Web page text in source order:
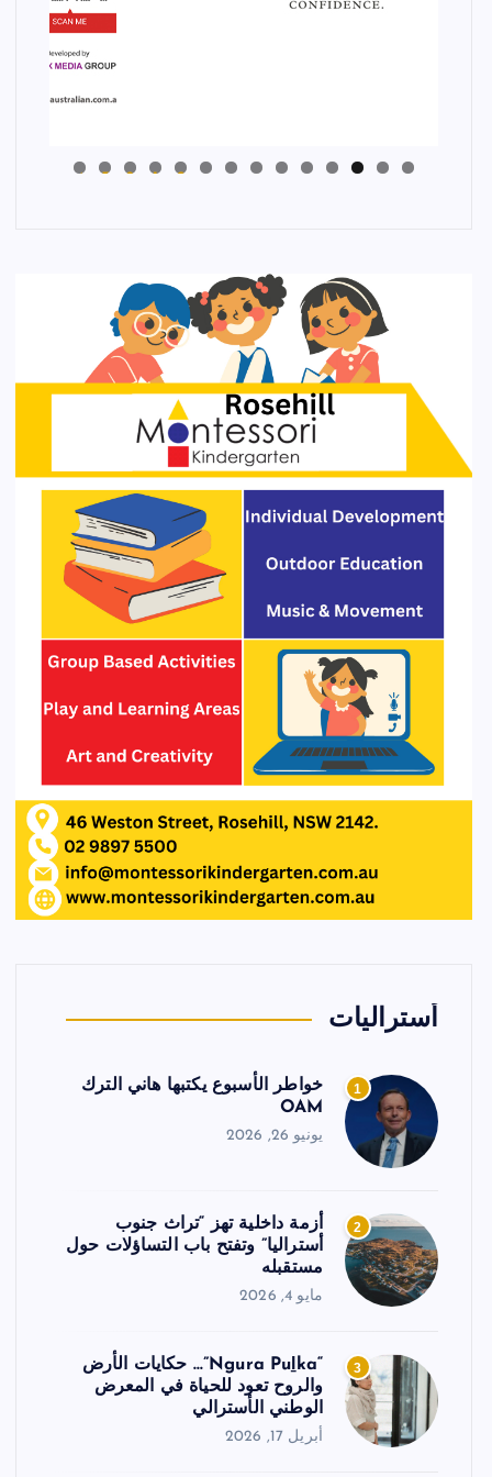
0
1
2
3
4
أستراليات
1
خواطر الأسبوع يكتبها هاني الترك
OAM
يونيو 26, 2026
2
أزمة داخلية تهز “تراث جنوب
أستراليا” وتفتح باب التساؤلات حول
مستقبله
مايو 4, 2026
3
“Ngura Puḻka”… حكايات الأرض
والروح تعود للحياة في المعرض
الوطني الأسترالي
أبريل 17, 2026